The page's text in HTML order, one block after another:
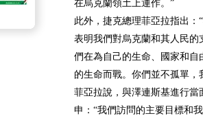
在烏克蘭領土上運作。”
此外，捷克總理菲亞拉指出
表明我們對烏克蘭和其人民
們在為自己的生命、國家和自
的生命而戰。你們並不孤單，
菲亞拉說，與澤連斯基進行當
申：“我們訪問的主要目標和